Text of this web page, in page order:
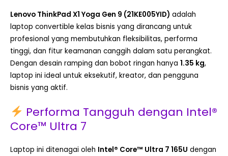
Lenovo ThinkPad X1 Yoga Gen 9 (21KE005YID) adalah
laptop convertible kelas bisnis yang dirancang untuk
profesional yang membutuhkan fleksibilitas, performa
tinggi, dan fitur keamanan canggih dalam satu perangkat.
Dengan desain ramping dan bobot ringan hanya 1.35 kg,
laptop ini ideal untuk eksekutif, kreator, dan pengguna
bisnis yang aktif.
Performa Tangguh dengan Intel®
Core™ Ultra 7
Laptop ini ditenagai oleh Intel® Core™ Ultra 7 165U dengan